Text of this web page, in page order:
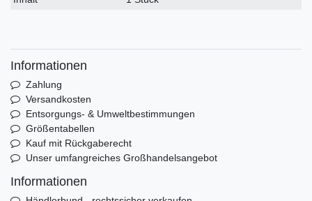
Informationen
Zahlung
Versandkosten
Entsorgungs- & Umweltbestimmungen
Größentabellen
Kauf mit Rückgaberecht
Unser umfangreiches Großhandelsangebot
Informationen